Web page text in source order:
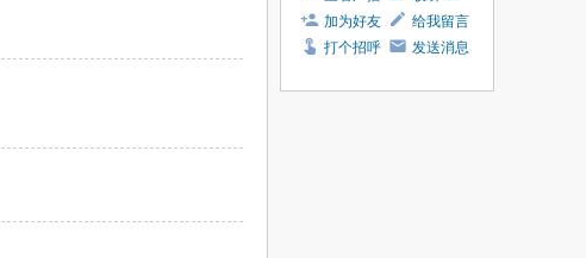
加为好友
给我留言
打个招呼
发送消息